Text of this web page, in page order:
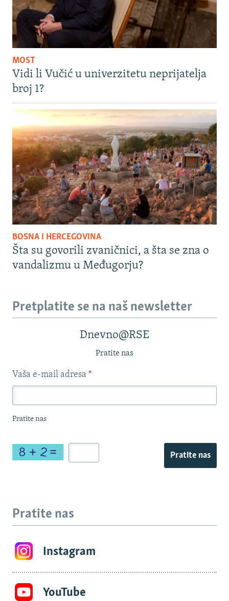
MOST
Vidi li Vučić u univerzitetu neprijatelja
broj 1?
BOSNA I HERCEGOVINA
Šta su govorili zvaničnici, a šta se zna o
vandalizmu u Međugorju?
Pretplatite se na naš newsletter
Dnevno@RSE
Pratite nas
Vaša e-mail adresa *
Pratite nas
Pratite nas
Pratite nas
Instagram
YouTube